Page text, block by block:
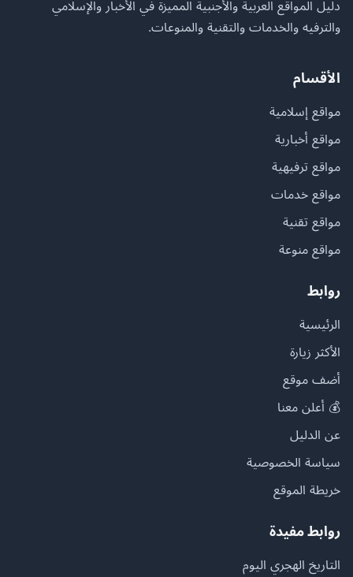
دليل المواقع العربية والأجنبية المميزة في الأخبار والإسلامي
والترفيه والخدمات والتقنية والمنوعات.
الأقسام
مواقع إسلامية
مواقع أخبارية
مواقع ترفيهية
مواقع خدمات
مواقع تقنية
مواقع منوعة
روابط
الرئيسية
الأكثر زيارة
أضف موقع
💰 أعلن معنا
عن الدليل
سياسة الخصوصية
خريطة الموقع
روابط مفيدة
التاريخ الهجري اليوم